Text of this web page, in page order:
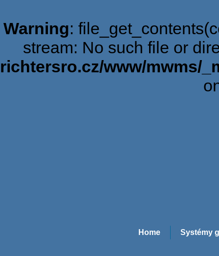
Warning:
stream: No such file or
richtersro.cz/www/mwms/
Home Systémy